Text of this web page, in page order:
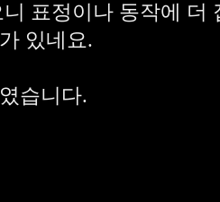
표정이나 동작에 더
있네요.
습니다.